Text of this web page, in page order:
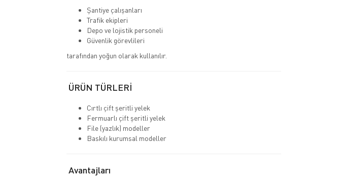
Şantiye çalışanları
Trafik ekipleri
Depo ve lojistik personeli
Güvenlik görevlileri
tarafından yoğun olarak kullanılır.
ÜRÜN TÜRLERİ
Cırtlı çift şeritli yelek
Fermuarlı çift şeritli yelek
File (yazlık) modeller
Baskılı kurumsal modeller
Avantajları